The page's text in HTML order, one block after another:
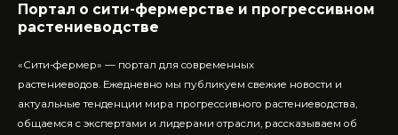
Портал о сити-фермерстве и прогрессивном
растениеводстве
«Сити-фермер» — портал для современных
растениеводов. Ежедневно мы публикуем свежие новости и
актуальные тенденции мира прогрессивного растениеводства,
общаемся с экспертами и лидерами отрасли, рассказываем об